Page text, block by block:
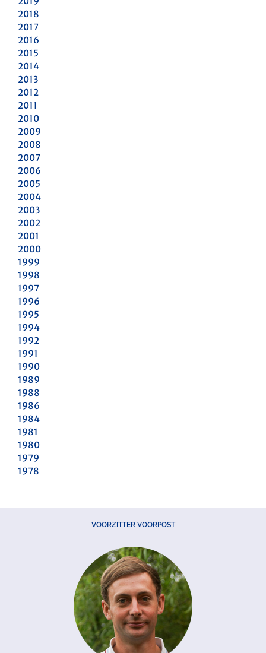
2018
2017
2016
2015
2014
2013
2012
2011
2010
2009
2008
2007
2006
2005
2004
2003
2002
2001
2000
1999
1998
1997
1996
1995
1994
1992
1991
1990
1989
1988
1986
1984
1981
1980
1979
1978
VOORZITTER VOORPOST